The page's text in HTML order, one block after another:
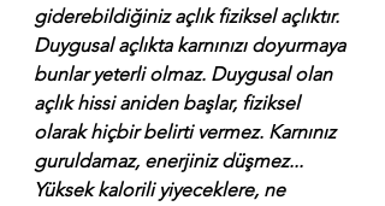
giderebildiğiniz açlık fiziksel açlıktır.
Duygusal açlıkta karnınızı doyurmaya
bunlar yeterli olmaz. Duygusal olan
açlık hissi aniden başlar, fiziksel
olarak hiçbir belirti vermez. Karnınız
guruldamaz, enerjiniz düşmez...
Yüksek kalorili yiyeceklere, ne